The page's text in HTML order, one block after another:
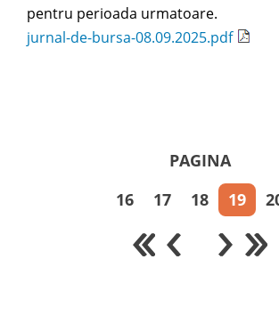
pentru perioada urmatoare.
jurnal-de-bursa-08.09.2025.pdf
PAGINA
16
17 18 19